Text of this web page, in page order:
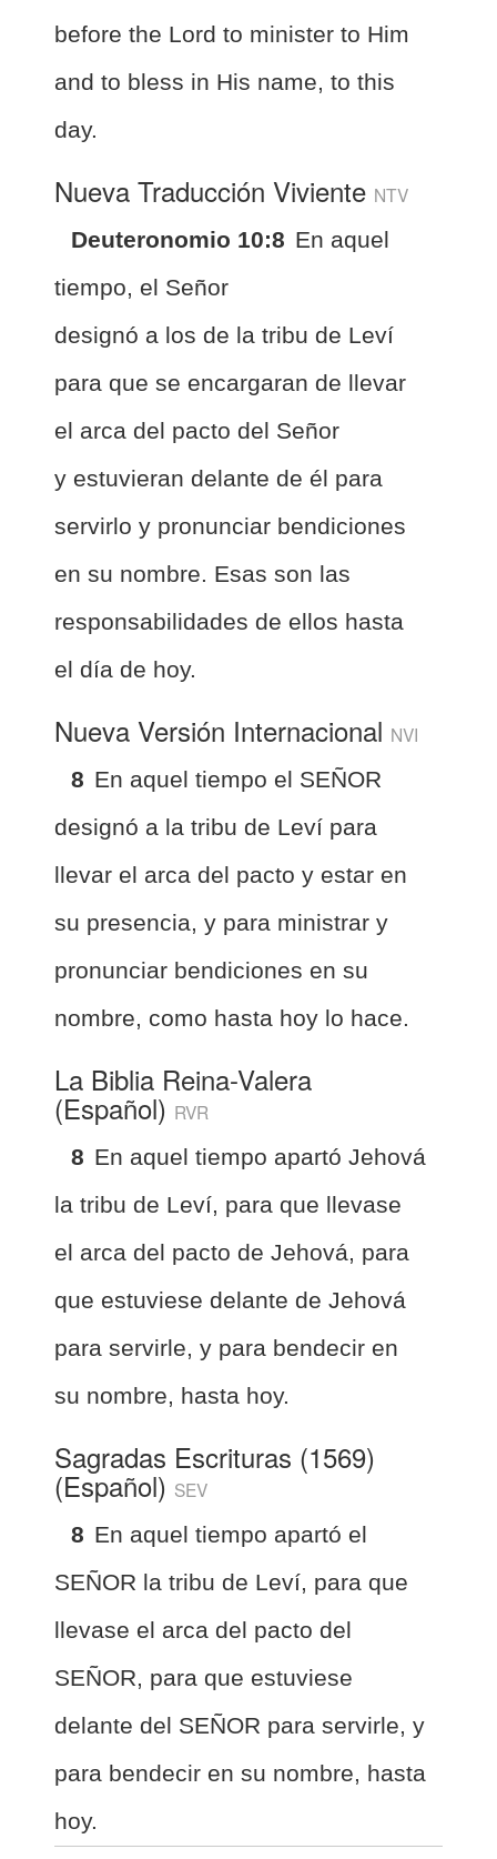
before the Lord to minister to Him
and to bless in His name, to this
day.
Nueva Traducción Viviente NTV
Deuteronomio 10:8 En aquel
tiempo, el Señor
designó a los de la tribu de Leví
para que se encargaran de llevar
el arca del pacto del Señor
y estuvieran delante de él para
servirlo y pronunciar bendiciones
en su nombre. Esas son las
responsabilidades de ellos hasta
el día de hoy.
Nueva Versión Internacional NVI
8 En aquel tiempo el SEÑOR
designó a la tribu de Leví para
llevar el arca del pacto y estar en
su presencia, y para ministrar y
pronunciar bendiciones en su
nombre, como hasta hoy lo hace.
La Biblia Reina-Valera
(Español) RVR
8 En aquel tiempo apartó Jehová
la tribu de Leví, para que llevase
el arca del pacto de Jehová, para
que estuviese delante de Jehová
para servirle, y para bendecir en
su nombre, hasta hoy.
Sagradas Escrituras (1569)
(Español) SEV
8 En aquel tiempo apartó el
SEÑOR la tribu de Leví, para que
llevase el arca del pacto del
SEÑOR, para que estuviese
delante del SEÑOR para servirle, y
para bendecir en su nombre, hasta
hoy.